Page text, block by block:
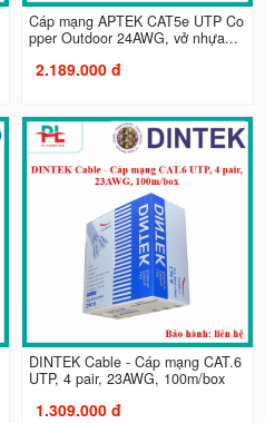
Cáp mạng APTEK CAT5e UTP Co
pper Outdoor 24AWG, vở nhựa...
2.189.000 đ
DINTEK Cable - Cáp mạng CAT.6
UTP, 4 pair, 23AWG, 100m/box
1.309.000 đ